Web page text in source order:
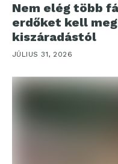
Nem elég több
erdőket kell
kiszáradástól
JÚLIUS 31, 2026